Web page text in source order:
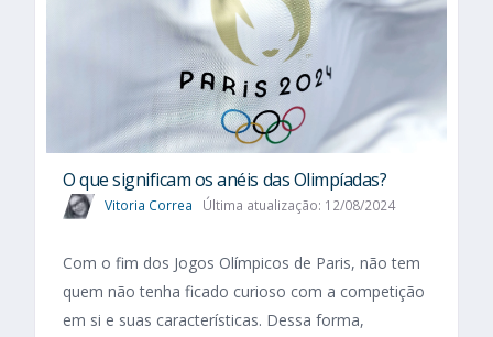
O que significam os anéis das Olimpíadas?
Vitoria Correa Última atualização: 12/08/2024
Com o fim dos Jogos Olímpicos de Paris, não tem
quem não tenha ficado curioso com a competição
em si e suas características. Dessa forma,